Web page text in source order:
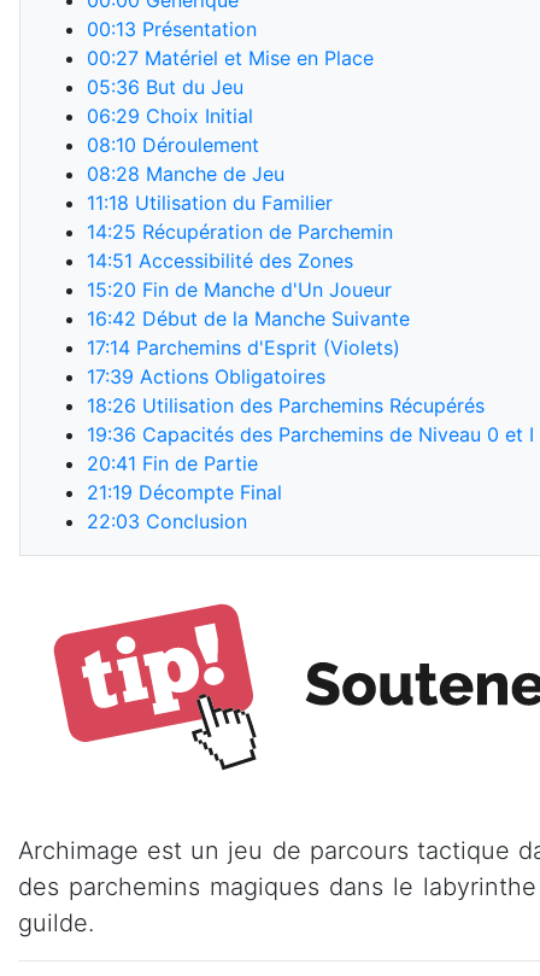
00:13 Présentation
00:27 Matériel et Mise en Place
05:36 But du Jeu
06:29 Choix Initial
08:10 Déroulement
08:28 Manche de Jeu
11:18 Utilisation du Familier
14:25 Récupération de Parchemin
14:51 Accessibilité des Zones
15:20 Fin de Manche d'Un Joueur
16:42 Début de la Manche Suivante
17:14 Parchemins d'Esprit (Violets)
17:39 Actions Obligatoires
18:26 Utilisation des Parchemins Récupérés
19:36 Capacités des Parchemins de Niveau 0 et I
20:41 Fin de Partie
21:19 Décompte Final
22:03 Conclusion
Archimage est un jeu de parcours tactique
des parchemins magiques dans le
guilde.